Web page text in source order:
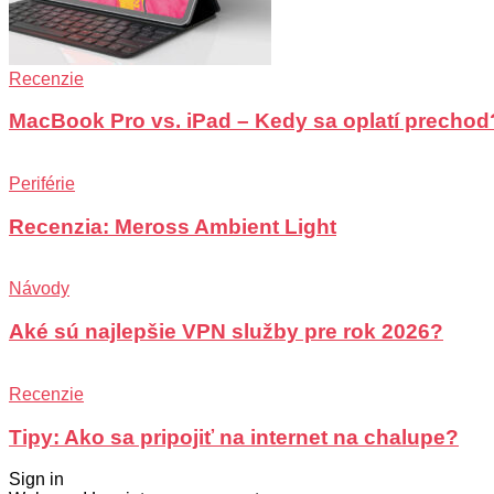
Recenzie
MacBook Pro vs. iPad – Kedy sa oplatí
Periférie
Recenzia: Meross Ambient Light
Návody
Aké sú najlepšie VPN služby pre rok 2026?
Recenzie
Tipy: Ako sa pripojiť na internet na chalupe?
Sign in